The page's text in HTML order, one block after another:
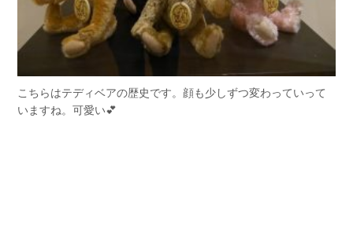
こちらはテディベアの歴史です。顔も少しずつ変わっていって
いますね。可愛い💕